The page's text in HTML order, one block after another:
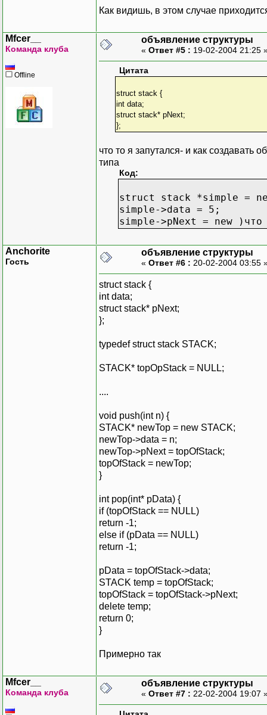
Как видишь, в этом случае
Mfcer__
Команда клуба
Offline
объявление структуры
« Ответ #5 : 19-02-2004 21:25
Цитата
struct stack {
int data;
struct stack* pNext;
};
что то я запутался- и как создавать
типа
Код:
struct stack *simple =
simple->data = 5;
simple->pNext = new )что
Anchorite
Гость
объявление структуры
« Ответ #6 : 20-02-2004 03:55
struct stack {
int data;
struct stack* pNext;
};
typedef struct stack STACK;
STACK* topOpStack = NULL;
....
void push(int n) {
STACK* newTop = new STACK;
newTop->data = n;
newTop->pNext = topOfStack;
topOfStack = newTop;
}
int pop(int* pData) {
if (topOfStack == NULL)
return -1;
else if (pData == NULL)
return -1;
pData = topOfStack->data;
STACK temp = topOfStack;
topOfStack = topOfStack->pNext;
delete temp;
return 0;
}
Примерно так
Mfcer__
Команда клуба
объявление структуры
« Ответ #7 : 22-02-2004 19:07